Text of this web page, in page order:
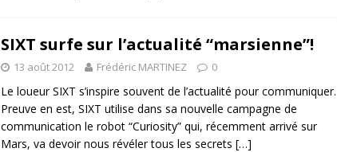
SIXT surfe sur l’actualité “marsienne”!
13 août 2012 Frédéric MARTINEZ 0
Le loueur SIXT s’inspire souvent de l’actualité pour communiquer.
Preuve en est, SIXT utilise dans sa nouvelle campagne de
communication le robot “Curiosity” qui, récemment arrivé sur
Mars, va devoir nous révéler tous les secrets […]